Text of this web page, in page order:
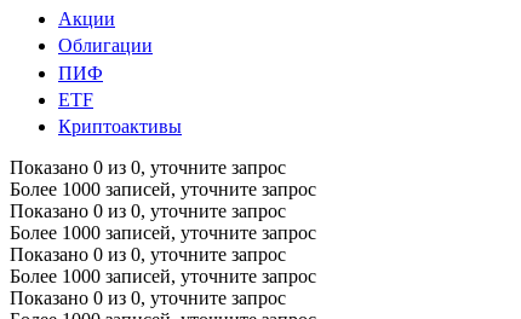
Акции
Облигации
ПИФ
ETF
Криптоактивы
Показано 0 из 0, уточните запрос
Более 1000 записей, уточните запрос
Показано 0 из 0, уточните запрос
Более 1000 записей, уточните запрос
Показано 0 из 0, уточните запрос
Более 1000 записей, уточните запрос
Показано 0 из 0, уточните запрос